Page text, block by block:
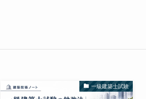
一級建築士試験